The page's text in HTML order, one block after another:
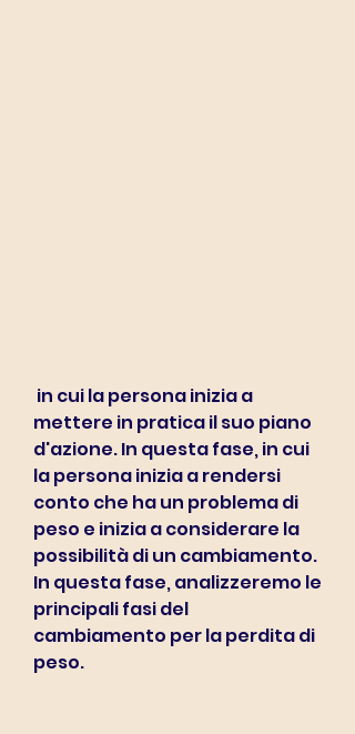
mettere in pratica il suo piano
d'azione. In questa fase, in cui
la persona inizia a rendersi
conto che ha un problema di
peso e inizia a considerare la
possibilità di un cambiamento.
In questa fase, analizzeremo le
principali fasi del
cambiamento per la perdita di
peso.